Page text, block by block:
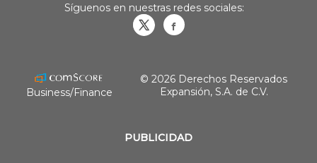
PUBLICIDAD
Síguenos en nuestras redes sociales:
Business/Finance
© 2026 Derechos Reservados
Expansión, S.A. de C.V.